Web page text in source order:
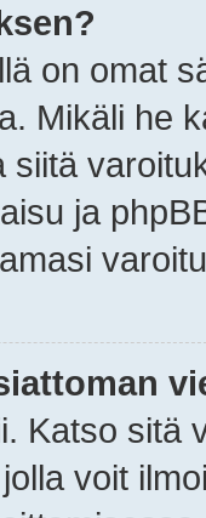
on omat
Mikäli he
siitä
ja
Katso sitä
voit